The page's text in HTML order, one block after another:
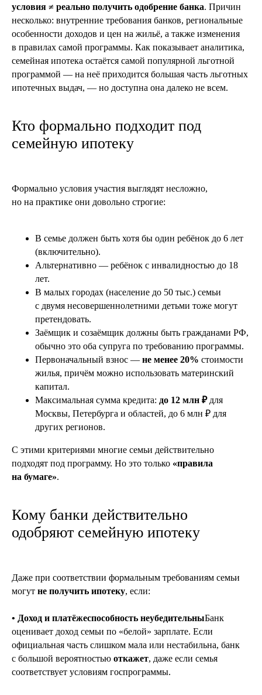
условия ≠ реально получить одобрение банка. Причин
несколько: внутренние требования банков, региональные
особенности доходов и цен на жильё, а также изменения
в правилах самой программы. Как показывает аналитика,
семейная ипотека остаётся самой популярной льготной
программой — на неё приходится большая часть льготных
ипотечных выдач, — но доступна она далеко не всем.
Кто формально подходит под
семейную ипотеку
Формально условия участия выглядят несложно,
но на практике они довольно строгие:
В семье должен быть хотя бы один ребёнок до 6 лет
(включительно).
Альтернативно — ребёнок с инвалидностью до 18
лет.
В малых городах (население до 50 тыс.) семьи
с двумя несовершеннолетними детьми тоже могут
претендовать.
Заёмщик и созаёмщик должны быть гражданами РФ,
обычно это оба супруга по требованию программы.
Первоначальный взнос — не менее 20% стоимости
жилья, причём можно использовать материнский
капитал.
Максимальная сумма кредита: до 12 млн ₽для
Москвы, Петербурга и областей, до 6 млн ₽ для
других регионов.
С этими критериями многие семьи действительно
подходят под программу. Но это только «правила
на бумаге».
Кому банки действительно
одобряют семейную ипотеку
Даже при соответствии формальным требованиям семьи
могут не получить ипотеку, если:
• Доход и платёжеспособность неубедительныБанк
оценивает доход семьи по «белой» зарплате. Если
официальная часть слишком мала или нестабильна, банк
с большой вероятностью откажет, даже если семья
соответствует условиям госпрограммы.